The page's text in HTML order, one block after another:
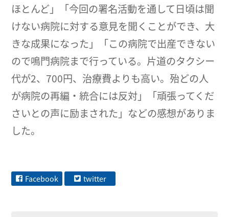
ほとんど」「今回の署名活動を通して日頃は聞
けない病院に対する意見を聞くことができ、大
きな成果になった」「この病院で出産できない
ので鳴門病院まで行っている。片道のタクシー
代が2、700円、治療費よりも高い。殆どの人
が病院の再編・統合には反対」「頑張ってくだ
さいとの声に励まされた」などの感想がありま
した。
Facebook twitter